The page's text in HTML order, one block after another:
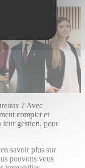
? Avec
complet et
leur gestion, pour
savoir plus sur
pouvons vous